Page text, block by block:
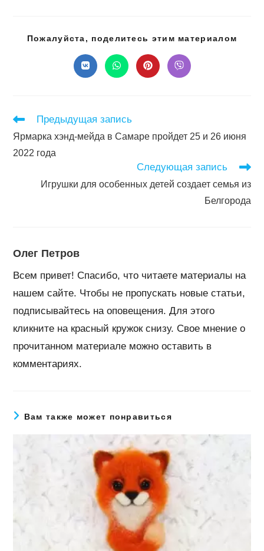
Пожалуйста, поделитесь этим материалом
Открывается
в
Открывается
в
Открывается
в
Открывается
в
Читать
статьи
Предыдущая запись
Ярмарка хэнд-мейда в Самаре пройдет 25 и 26 июня
2022 года
Следующая запись
Игрушки для особенных детей создает семья из
Белгорода
Олег Петров
Всем привет! Спасибо, что читаете материалы на
нашем сайте. Чтобы не пропускать новые статьи,
подписывайтесь на оповещения. Для этого
кликните на красный кружок снизу. Свое мнение о
прочитанном материале можно оставить в
комментариях.
Вам также может понравиться